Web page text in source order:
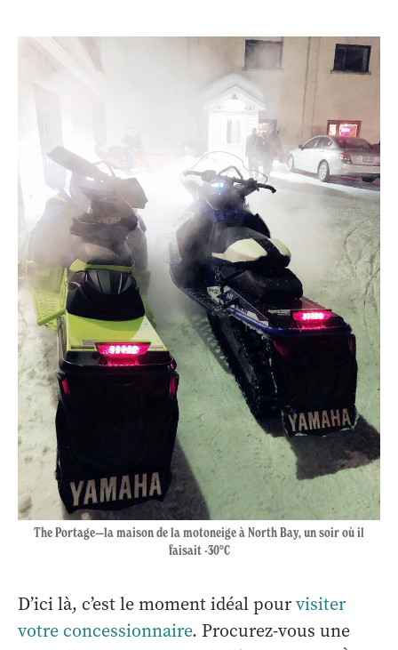
The Portage—la maison de la motoneige à North Bay, un soir où il
faisait -30°C
D’ici là, c’est le moment idéal pourvisiter
votre concessionnaire. Procurez-vous une